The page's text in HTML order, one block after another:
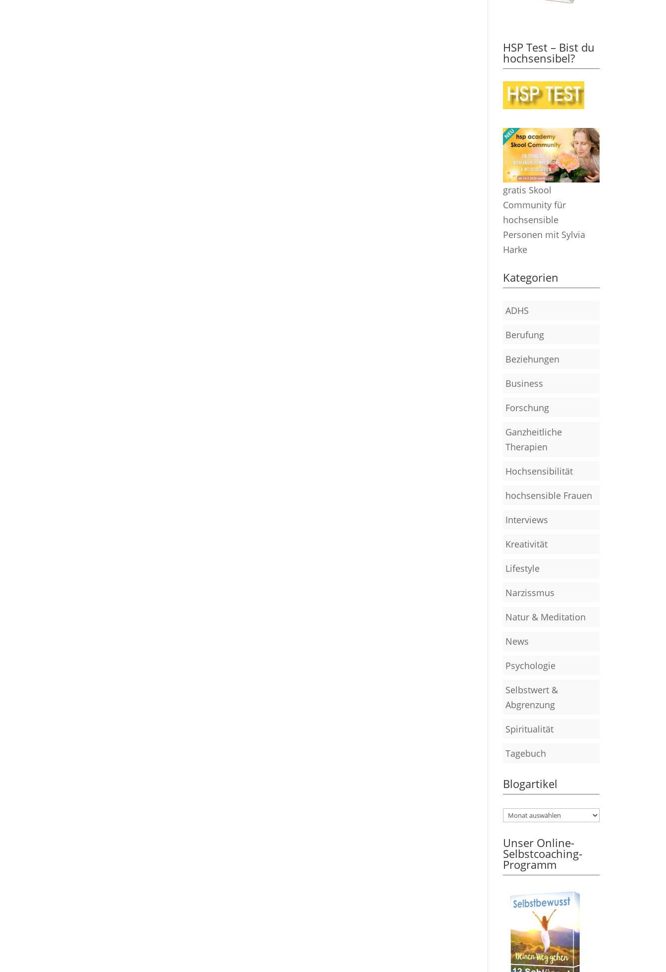
HSP Test – Bist du
hochsensibel?
gratis Skool
Community für
hochsensible
Personen mit Sylvia
Harke
Kategorien
ADHS
Berufung
Beziehungen
Business
Forschung
Ganzheitliche
Therapien
Hochsensibilität
hochsensible Frauen
Interviews
Kreativität
Lifestyle
Narzissmus
Natur & Meditation
News
Psychologie
Selbstwert &
Abgrenzung
Spiritualität
Tagebuch
Blogartikel
Unser Online-
Selbstcoaching-
Programm